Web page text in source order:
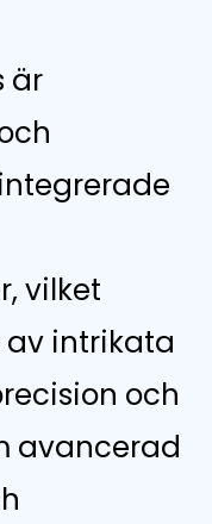
är
vilket
intrikata
och
avancerad